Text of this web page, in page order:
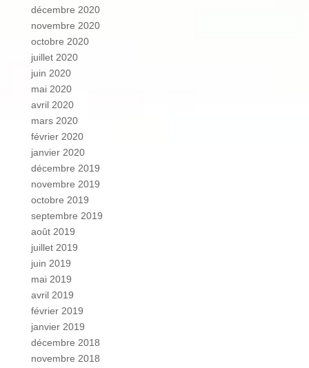
décembre 2020
novembre 2020
octobre 2020
juillet 2020
juin 2020
mai 2020
avril 2020
mars 2020
février 2020
janvier 2020
décembre 2019
novembre 2019
octobre 2019
septembre 2019
août 2019
juillet 2019
juin 2019
mai 2019
avril 2019
février 2019
janvier 2019
décembre 2018
novembre 2018